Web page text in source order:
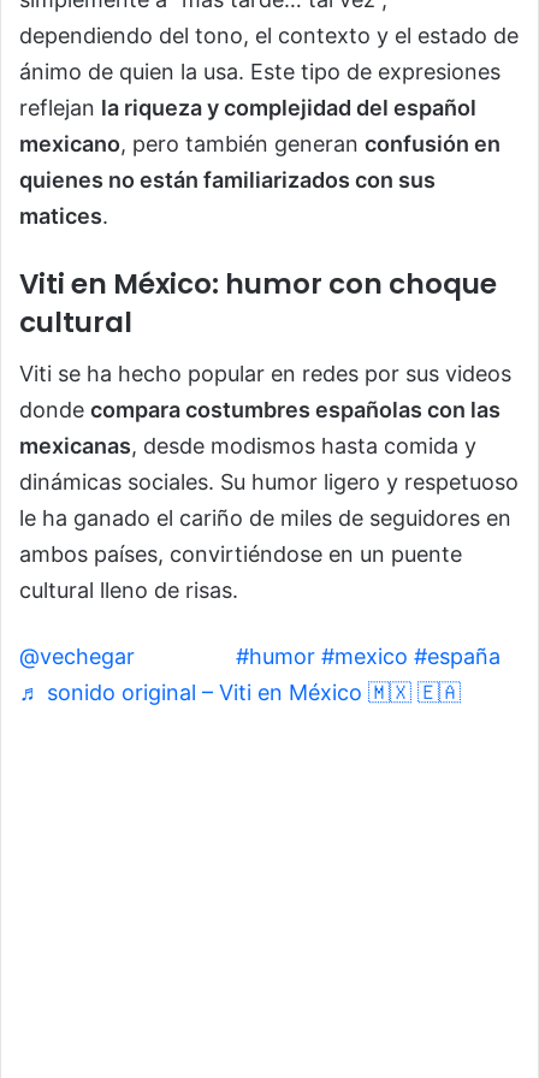
dependiendo del tono, el contexto y el estado de
ánimo de quien la usa. Este tipo de expresiones
reflejan la riqueza y complejidad del español
mexicano, pero también generan confusión en
quienes no están familiarizados con sus
matices.
Viti en México: humor con choque
cultural
Viti se ha hecho popular en redes por sus videos
donde compara costumbres españolas con las
mexicanas, desde modismos hasta comida y
dinámicas sociales. Su humor ligero y respetuoso
le ha ganado el cariño de miles de seguidores en
ambos países, convirtiéndose en un puente
cultural lleno de risas.
@vechegar #humor #mexico #españa
♬ sonido original – Viti en México 🇲🇽 🇪🇦